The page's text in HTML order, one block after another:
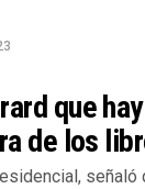
que
de los